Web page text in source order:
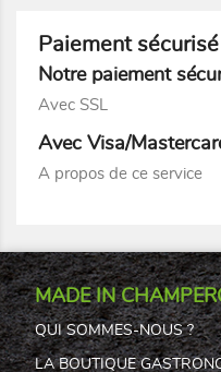
Paiement sécurisé
Notre paiement
Avec SSL
Avec Visa/
A propos de ce service
MADE IN
QUI SOMMES-NOUS ?
LA BOUTIQUE